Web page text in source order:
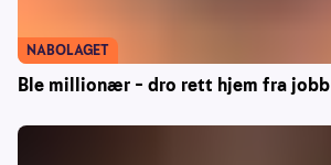
Ble millionær – dro rett hjem fra jobb
NABOLAGET